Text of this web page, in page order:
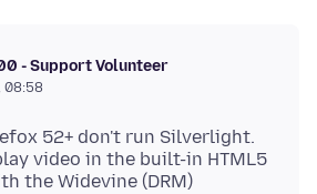
- Support Volunteer
08:58
52+ don't run Silverlight.
video in the built-in HTML5
the Widevine (DRM)